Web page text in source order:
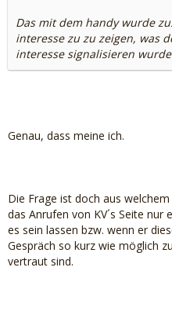
Das mit dem handy wurde
interesse zu zu zeigen, was
interesse signalisieren
Genau, dass meine ich.
Die Frage ist doch aus
das Anrufen von KV´s Seite
es sein lassen bzw. wenn er
Gespräch so kurz wie möglich
vertraut sind.